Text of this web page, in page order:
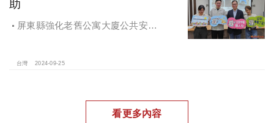
助
屏東縣強化老舊公寓大廈公共安全
台灣 2024-09-25
看更多內容